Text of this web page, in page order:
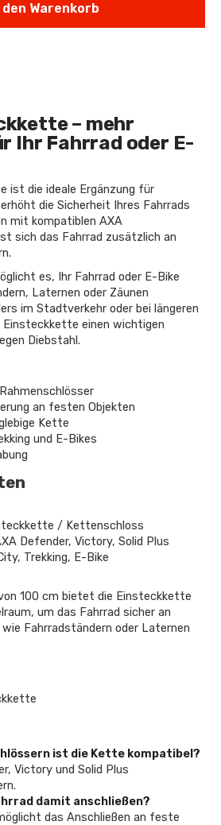
den Warenkorb
– mehr
Ihr Fahrrad oder E-
ist die ideale Ergänzung für
die Sicherheit Ihres Fahrrads
mit kompatiblen AXA
sich das Fahrrad zusätzlich an
es, Ihr Fahrrad oder E-Bike
Laternen oder Zäunen
im Stadtverkehr oder bei längeren
einen wichtigen
Diebstahl.
an festen Objekten
Kette
und E-Bikes
/ Kettenschloss
Defender, Victory, Solid Plus
Trekking, E-Bike
100 cm bietet die Einsteckkette
um das Fahrrad sicher an
Fahrradständern oder Laternen
ist die Kette kompatibel?
Victory und Solid Plus
damit anschließen?
das Anschließen an feste